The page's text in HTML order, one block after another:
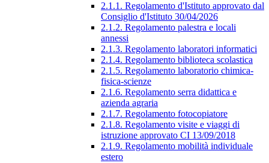
2.1.1. Regolamento d'Istituto approvato dal
Consiglio d'Istituto 30/04/2026
2.1.2. Regolamento palestra e locali
annessi
2.1.3. Regolamento laboratori informatici
2.1.4. Regolamento biblioteca scolastica
2.1.5. Regolamento laboratorio chimica-
fisica-scienze
2.1.6. Regolamento serra didattica e
azienda agraria
2.1.7. Regolamento fotocopiatore
2.1.8. Regolamento visite e viaggi di
istruzione approvato CI 13/09/2018
2.1.9. Regolamento mobilità individuale
estero